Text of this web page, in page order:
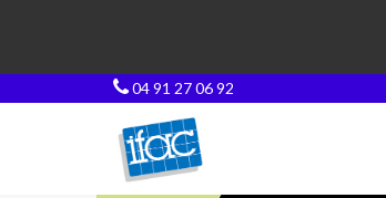
04 91 27 06 92